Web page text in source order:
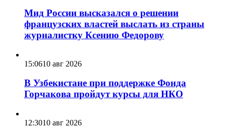
Мид России высказался о решении
французских властей выслать из страны
журналистку Ксению Федорову
15:0610 авг 2026
В Узбекистане при поддержке Фонда
Горчакова пройдут курсы для НКО
12:3010 авг 2026